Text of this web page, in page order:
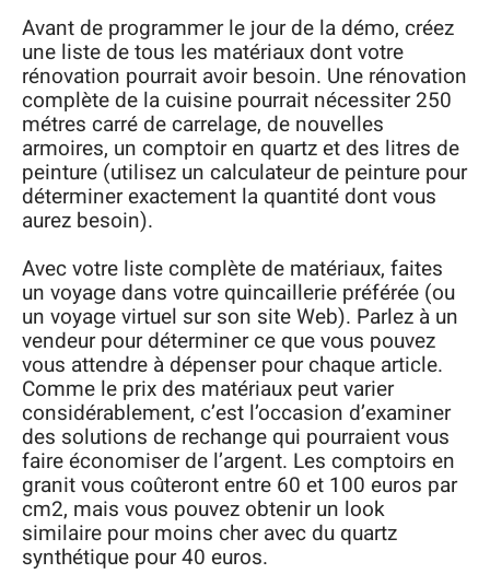
Avant de programmer le jour de la démo, créez
une liste de tous les matériaux dont votre
rénovation pourrait avoir besoin. Une rénovation
complète de la cuisine pourrait nécessiter 250
métres carré de carrelage, de nouvelles
armoires, un comptoir en quartz et des litres de
peinture (utilisez un calculateur de peinture pour
déterminer exactement la quantité dont vous
aurez besoin).
Avec votre liste complète de matériaux, faites
un voyage dans votre quincaillerie préférée (ou
un voyage virtuel sur son site Web). Parlez à un
vendeur pour déterminer ce que vous pouvez
vous attendre à dépenser pour chaque article.
Comme le prix des matériaux peut varier
considérablement, c’est l’occasion d’examiner
des solutions de rechange qui pourraient vous
faire économiser de l’argent. Les comptoirs en
granit vous coûteront entre 60 et 100 euros par
cm2, mais vous pouvez obtenir un look
similaire pour moins cher avec du quartz
synthétique pour 40 euros.